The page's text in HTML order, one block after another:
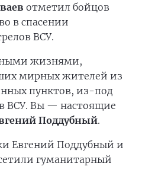
отметил бойцов
в спасении
ВСУ.
жизнями,
мирных жителей из
пунктов, из-под
ВСУ. Вы — настоящие
Поддубный.
Евгений Поддубный и
гуманитарный